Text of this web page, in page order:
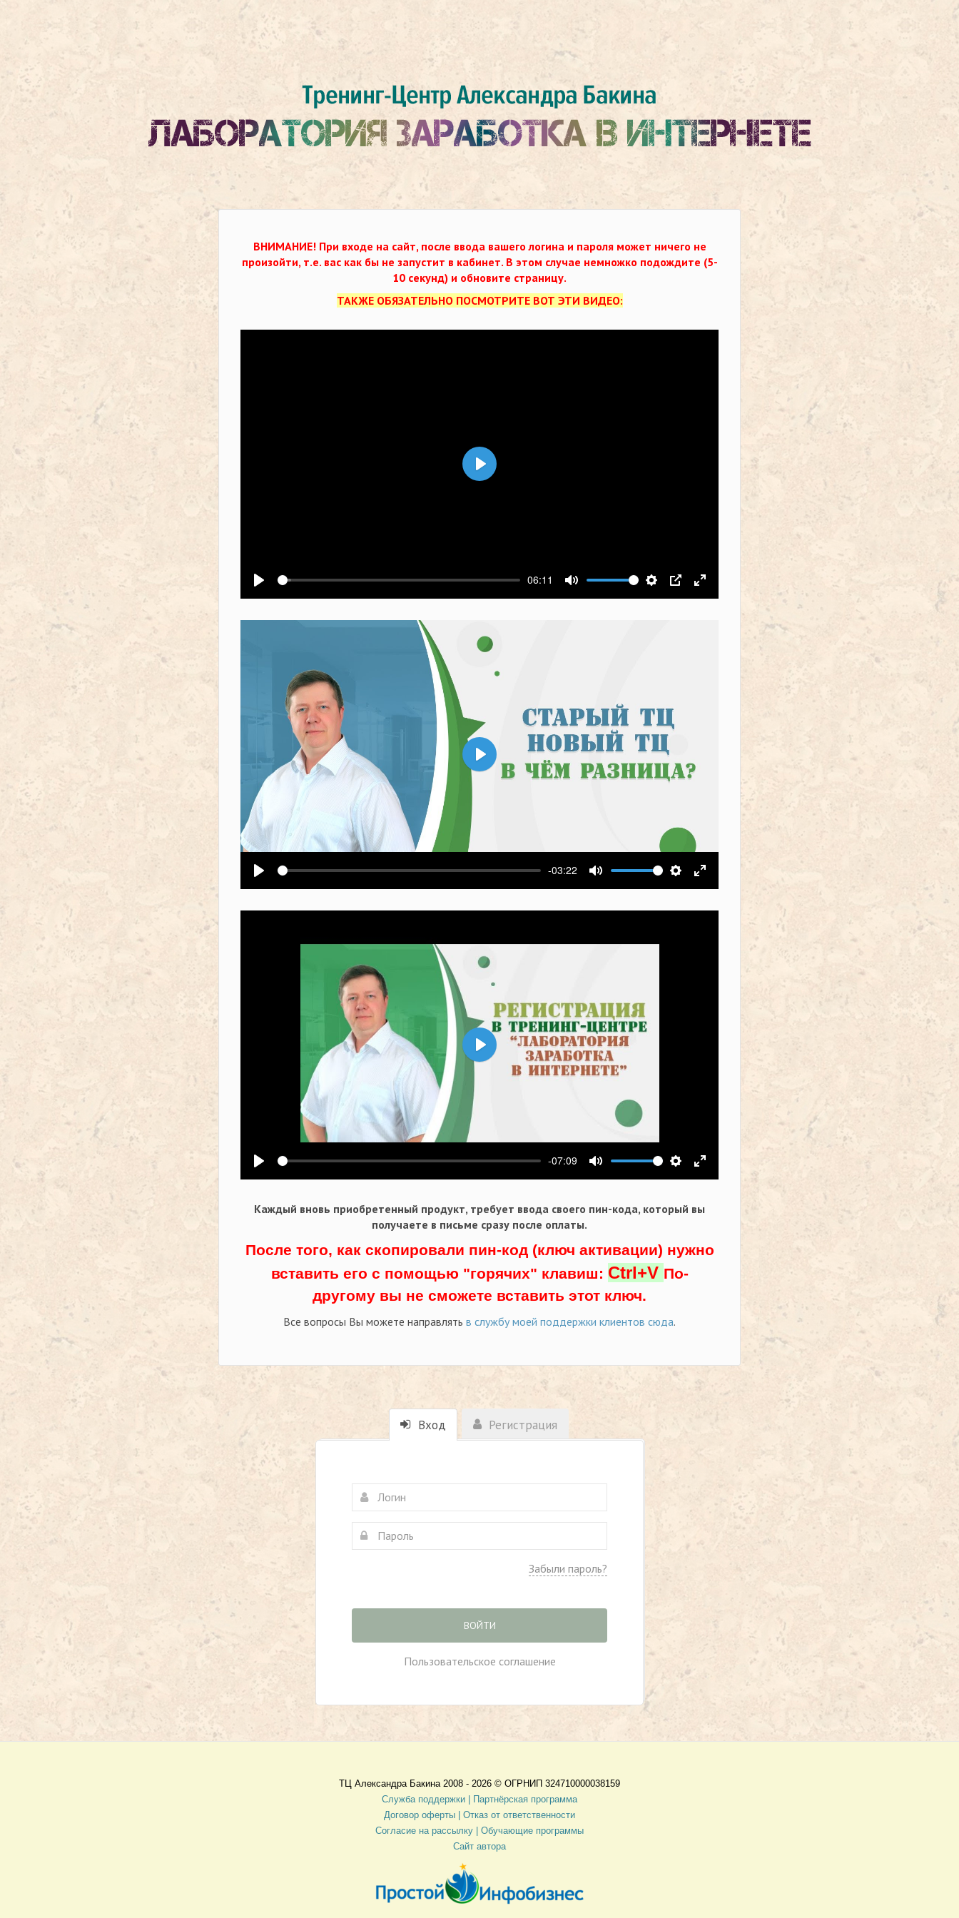
ВНИМАНИЕ! При входе на сайт, после ввода вашего логина и пароля может ничего не
произойти, т.е. вас как бы не запустит в кабинет. В этом случае немножко подождите (5-
10 секунд) и обновите страницу.
ТАКЖЕ ОБЯЗАТЕЛЬНО ПОСМОТРИТЕ ВОТ ЭТИ ВИДЕО:
Воспроизвести
06:11
Выключить звукНастройки
PIP На весь экран
Воспроизвести
Воспроизвести
-03:22
Выключить звукНастройки
На весь экран
Воспроизвести
Воспроизвести
-07:09
Выключить звукНастройки
На весь экран
Воспроизвести
Каждый вновь приобретенный продукт, требует ввода своего пин-кода, который вы
получаете в письме сразу после оплаты.
После того, как скопировали пин-код (ключ активации) нужно
вставить его с помощью "горячих" клавиш: Ctrl+V По-
другому вы не сможете вставить этот ключ.
Все вопросы Вы можете направлять в службу моей поддержки клиентов сюда.
Вход Регистрация
Забыли пароль?
ВОЙТИ
Пользовательское соглашение
ТЦ Александра Бакина 2008 - 2026 © ОГРНИП 324710000038159
Служба поддержки |
Партнёрская программа
Договор оферты
| Отказ от ответственности
Согласие на рассылку | Обучающие программы
Сайт автора